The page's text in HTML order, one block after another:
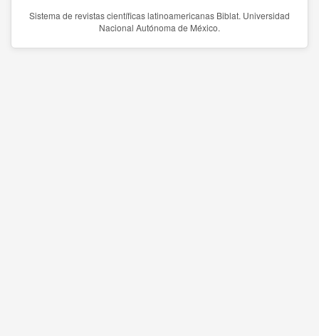
Sistema de revistas científicas latinoamericanas Biblat. Universidad
Nacional Autónoma de México.